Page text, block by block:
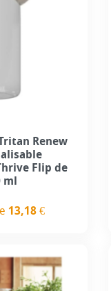
Renew
Flip de
13,18 €